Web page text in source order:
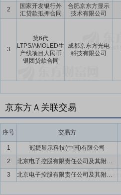
2
国家开发银行外
汇贷款抵押合同
合肥京东方显示
技术有限公司
3
第6代
LTPS/AMOLED生
产线项目人民币
银团贷款合同
成都京东方光电
科技有限公司
京东方Ａ关联交易
序号 交易方
1 冠捷显示科技(中国)有限公司
2
北京电子控股有限责任公司及其附属企业
3
北京电子控股有限责任公司及其附属企业